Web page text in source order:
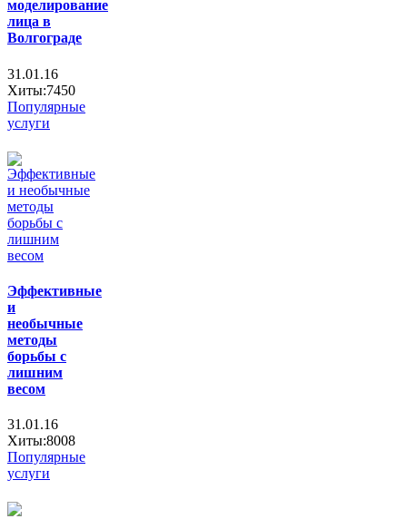
моделирование
лица в
Волгограде
31.01.16
Хиты:7450
Популярные
услуги
Эффективные
и
необычные
методы
борьбы с
лишним
весом
31.01.16
Хиты:8008
Популярные
услуги